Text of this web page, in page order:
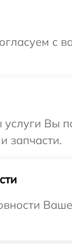
с
Вы
запчасти.